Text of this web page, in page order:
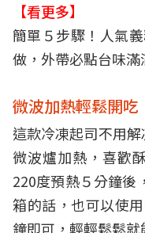
【看更多】
簡單５步驟！人氣
做，外帶必點台味滿
微波加熱輕鬆開吃
這款冷凍起司不用
微波爐加熱，喜歡
220度預熱５分鐘後
箱的話，也可以使
鐘即可，輕輕鬆鬆